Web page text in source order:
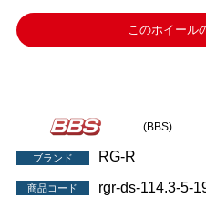
このホイール
(BBS)
ブランド RG-R
商品コード rgr-ds-114.3-5-